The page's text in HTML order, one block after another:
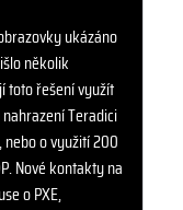
ukázáno
několik
toto řešení využít
Teradici
o využití 200
Nové kontakty na
o PXE,